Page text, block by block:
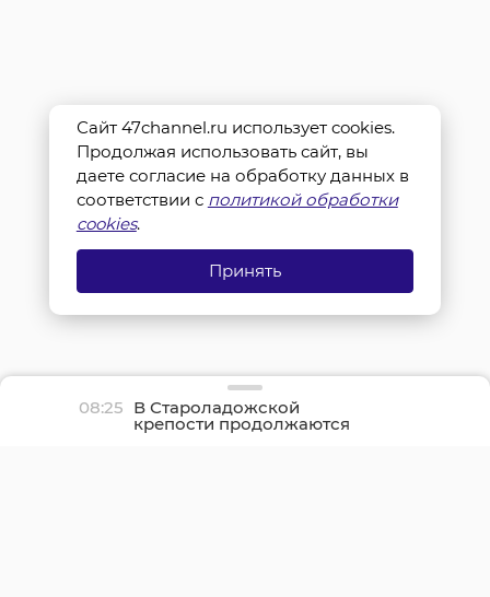
08:25 В Староладожской
крепости продолжаются
археологические и
Сайт 47channel.ru использует cookies.
Продолжая использовать сайт, вы
даете согласие на обработку данных в
соответствии с политикой обработки
cookies.
Принять